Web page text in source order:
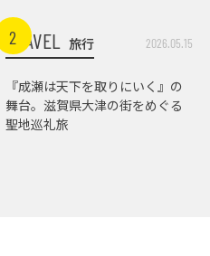
2
TRAVEL 旅行 2026.05.15
『成瀬は天下を取りにいく』の
舞台。滋賀県大津の街をめぐる
聖地巡礼旅